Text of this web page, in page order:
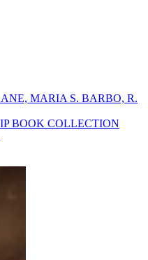
MARIA S. BARBO, R.
BOOK COLLECTION